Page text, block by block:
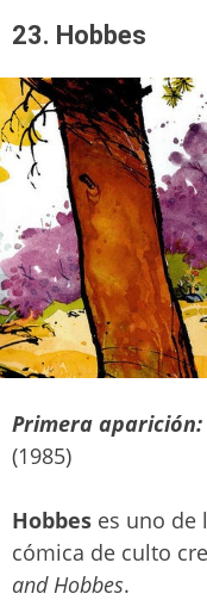
23. Hobbes
Primera aparición:
(1985)
Hobbes es uno de
cómica de culto
and Hobbes.